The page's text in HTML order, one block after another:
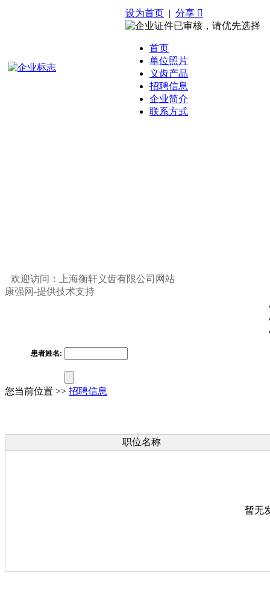
设为首页 | 分享 
首页
单位照片
义齿产品
招聘信息
企业简介
联系方式
欢迎访问：上海衡轩义齿有限公司网站
康强网-提供技术支持
患者姓名:
您当前位置 >> 招聘信息
职位名称
暂无